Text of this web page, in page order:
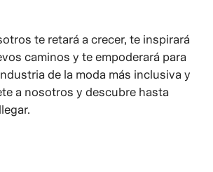
te retará a crecer, te inspirará
caminos y te empoderará para
de la moda más inclusiva y
a nosotros y descubre hasta